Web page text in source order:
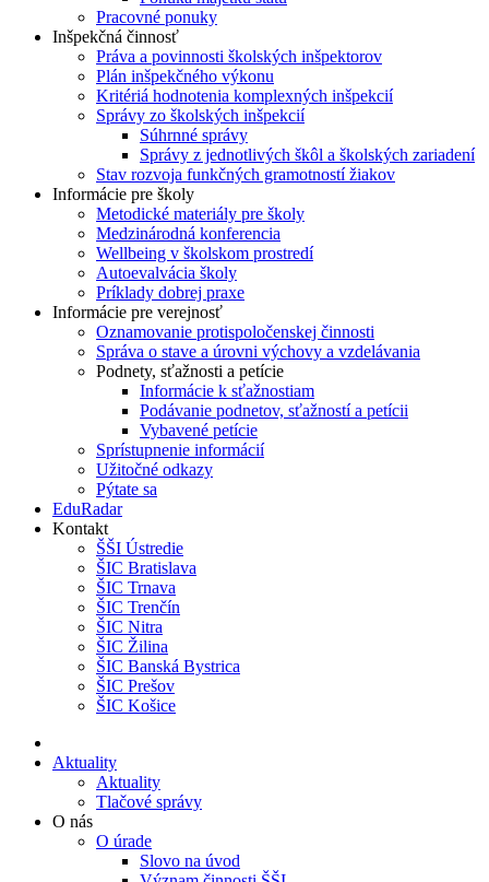
Pracovné ponuky
Inšpekčná činnosť
Práva a povinnosti školských inšpektorov
Plán inšpekčného výkonu
Kritériá hodnotenia komplexných inšpekcií
Správy zo školských inšpekcií
Súhrnné správy
Správy z jednotlivých škôl a školských zariadení
Stav rozvoja funkčných gramotností žiakov
Informácie pre školy
Metodické materiály pre školy
Medzinárodná konferencia
Wellbeing v školskom prostredí
Autoevalvácia školy
Príklady dobrej praxe
Informácie pre verejnosť
Oznamovanie protispoločenskej činnosti
Správa o stave a úrovni výchovy a vzdelávania
Podnety, sťažnosti a petície
Informácie k sťažnostiam
Podávanie podnetov, sťažností a petícii
Vybavené petície
Sprístupnenie informácií
Užitočné odkazy
Pýtate sa
EduRadar
Kontakt
ŠŠI Ústredie
ŠIC Bratislava
ŠIC Trnava
ŠIC Trenčín
ŠIC Nitra
ŠIC Žilina
ŠIC Banská Bystrica
ŠIC Prešov
ŠIC Košice
Aktuality
Aktuality
Tlačové správy
O nás
O úrade
Slovo na úvod